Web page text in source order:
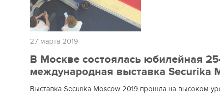
27 марта 2019
В Москве состоялась юбилейная
международная выставка Securika
Выставка Securika Moscow 2019 прошла на высоком